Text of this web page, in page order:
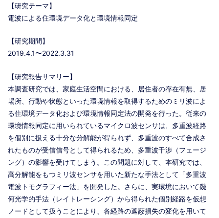
【研究テーマ】
電波による住環境データ化と環境情報同定
【研究期間】
2019.4.1〜2022.3.31
【研究報告サマリー】
本調査研究では、家庭生活空間における、居住者の存在有無、居
場所、行動や状態といった環境情報を取得するためのミリ波によ
る住環境データ化および環境情報同定法の開発を行った。従来の
環境情報同定に用いられているマイクロ波センサは、多重波経路
を個別に扱える十分な分解能が得られず、多重波のすべて合成さ
れたものが受信信号として得られるため、多重波干渉（フェージ
ング）の影響を受けてしまう。この問題に対して、本研究では、
高分解能をもつミリ波センサを用いた新たな手法として「多重波
電波トモグラフィー法」を開発した。さらに、実環境において幾
何光学的手法（レイトレーシング）から得られた個別経路を仮想
ノードとして扱うことにより、各経路の遮蔽損失の変化を用いて